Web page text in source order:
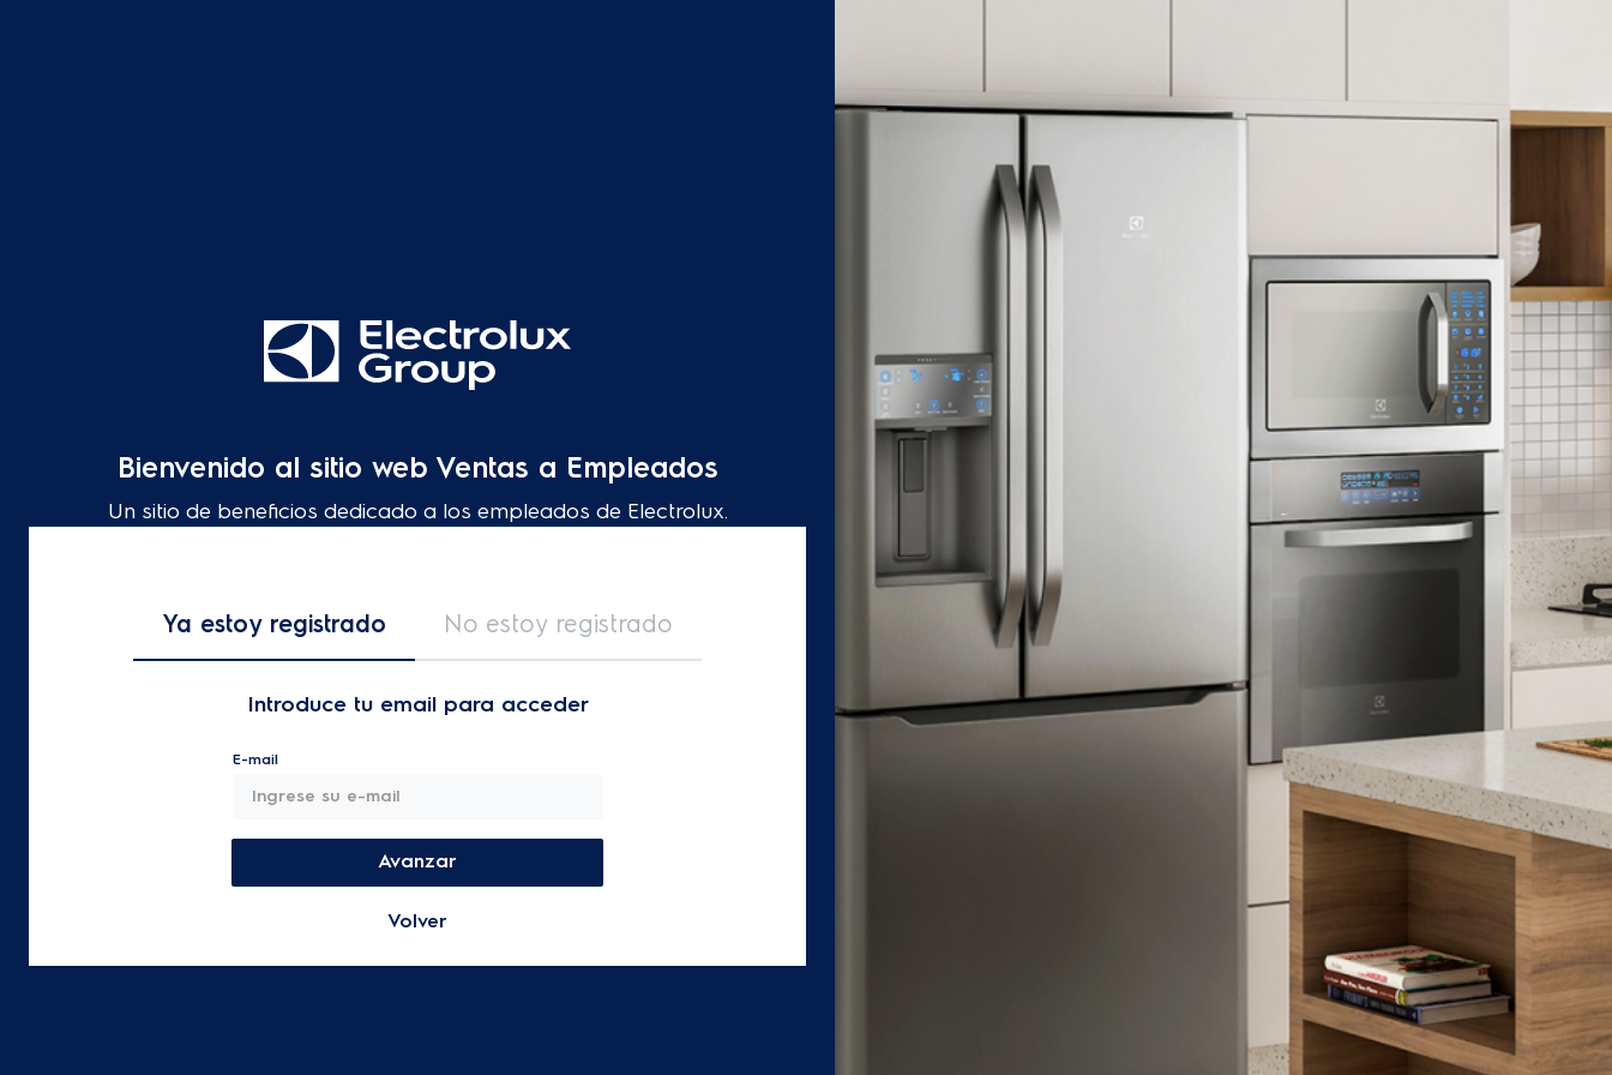
Bienvenido al sitio web Ventas a Empleados
Un sitio de beneficios dedicado a los empleados de Electrolux.
Ya estoy registrado No estoy registrado
Introduce tu email para acceder
E-mail
Avanzar
Volver